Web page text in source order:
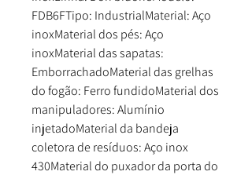
FDB6FTipo: IndustrialMaterial: Aço
inoxMaterial dos pés: Aço
inoxMaterial das sapatas:
EmborrachadoMaterial das grelhas
do fogão: Ferro fundidoMaterial dos
manipuladores: Alumínio
injetadoMaterial da bandeja
coletora de resíduos: Aço inox
430Material do puxador da porta do